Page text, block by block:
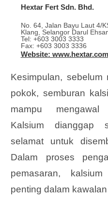
Hextar Fert Sdn. Bhd.
No. 64, Jalan Bayu Laut 4/
Klang, Selangor Darul
Tel: +603 3003 3333
Fax: +603 3003 3336
Website: www.hextar.com
Kesimpulan,
pokok, semburan
mampu mengawal
Kalsium dianggap
selamat untuk
Dalam proses
pemasaran,
penting dalam